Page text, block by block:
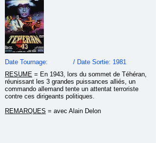
Date Tournage: / Date Sortie: 1981
RESUME = En 1943, lors du sommet de Téhéran,
réunissant les 3 grandes puissances alliés, un
commando allemand tente un attentat terroriste
contre ces dirigeants politiques.
REMARQUES = avec Alain Delon